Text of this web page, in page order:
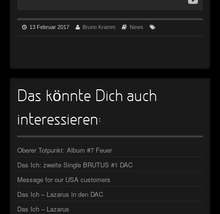
►
►
►
►
►
►
13 Februar 2017 Bruno Kramm News
Das könnte Dich auch
interessieren:
Oberer Totpunkt: Album #7 Feuer
Das Ich: zweite Single BRUTUS #1 DAC
Message for our USA customers
Das Ich – Lazarus in den DAC
Das Ich – Lazarus